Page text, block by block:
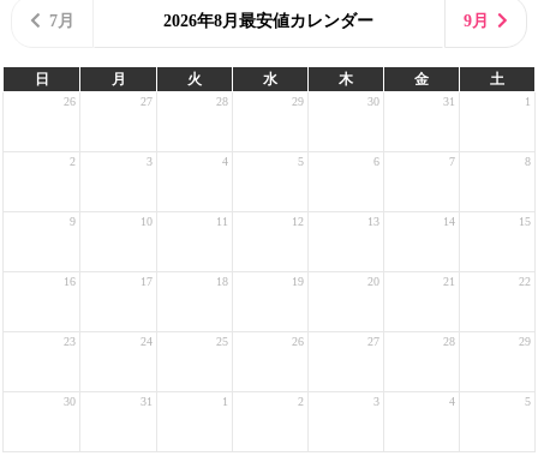
7月 2026年8月最安値カレンダー 9月
日 月 火 水 木 金 土
26 27 28 29 30 31 1
2 3 4 5 6 7 8
9 10 11 12 13 14 15
16 17 18 19 20 21 22
23 24 25 26 27 28 29
30 31 1 2 3 4 5